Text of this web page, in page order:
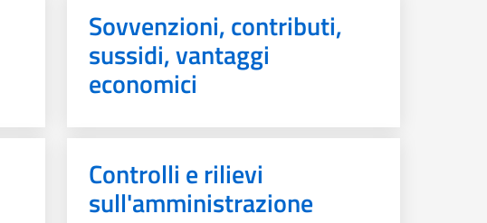
Sovvenzioni, contributi,
sussidi, vantaggi
economici
Controlli e rilievi
sull'amministrazione